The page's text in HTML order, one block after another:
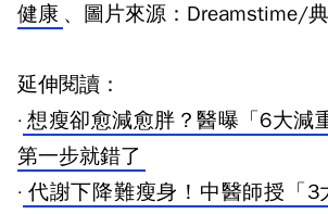
健康 、圖片來源：Dreamstime/典
延伸閱讀：
· 想瘦卻愈減愈胖？醫曝「6大減
第一步就錯了
· 代謝下降難瘦身！中醫師授「3